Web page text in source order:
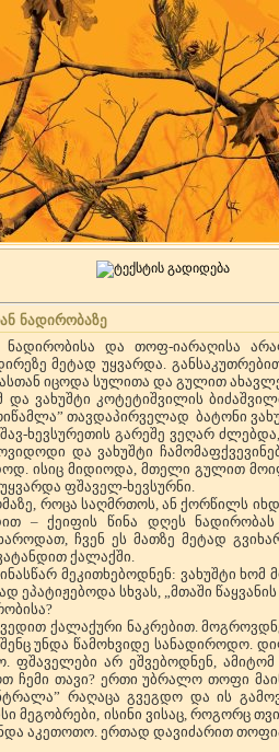
ნადირობაზე
და თოფ-იარაღისა
მეტად უყვარდა.
იცოდა სულითა და გულით
ვახუშტი კოტეტიშვილის
თავდაპირველად ბატონი
ხევსურეთის გარეშე ვეღარ
და ვახუშტი
ისიც მიდიოდა, მთელი გულით
ფშაველ-ხევსურნი.
როცა საღმრთოს, ან ქორწილს
– ქეიფის წინა დღეს
ჩვენ ეს მათზე მეტად
ქალაქში.
მეკითხებოდნენ: ვახუშტი ხომ
ეპატიჟებოდა სხვას, „მთაში
ქალაქური ნაკრებით.
უნდა წამოხვიდე სანადიროდო.
არ ეშვებოდნენ, ამიტომ
თავი? ერთი უბრალო თოფი
რაღაცა გვეგდო და ის
მეგობრები, ისინი ვისაც, როგორც
აკეთოთო. ერთად დავიძარით